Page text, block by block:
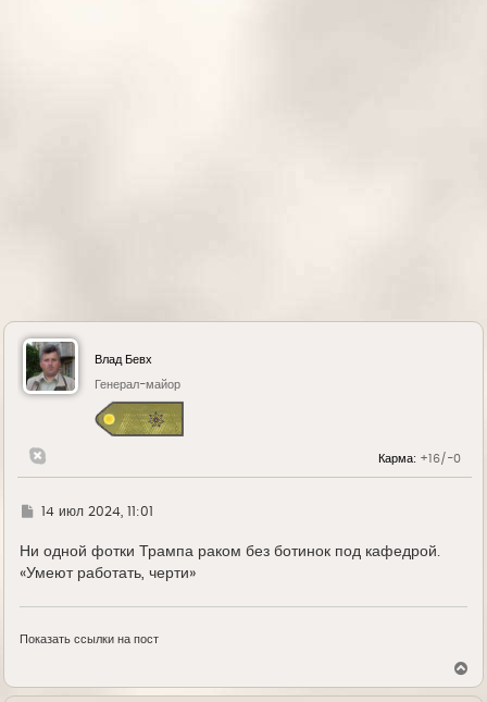
Влад Бевх
Генерал-майор
Карма: +16/-0
Г14 июл 2024, 11:01
Ни одной фотки Трампа раком без ботинок под кафедрой.
«Умеют работать, черти»
Показать ссылки на пост
р